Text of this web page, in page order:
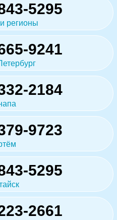
5295
регионы
9241
2184
9723
5295
2661